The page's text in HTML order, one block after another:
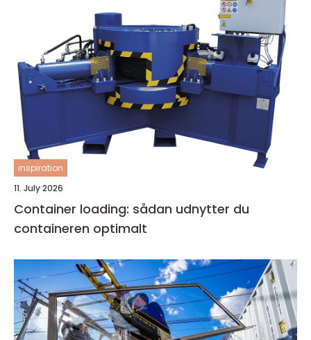
inspiration
11. July 2026
Container loading: sådan udnytter du
containeren optimalt